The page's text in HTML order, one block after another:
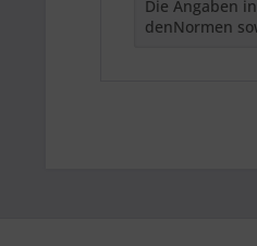
Die Angaben
denNormen